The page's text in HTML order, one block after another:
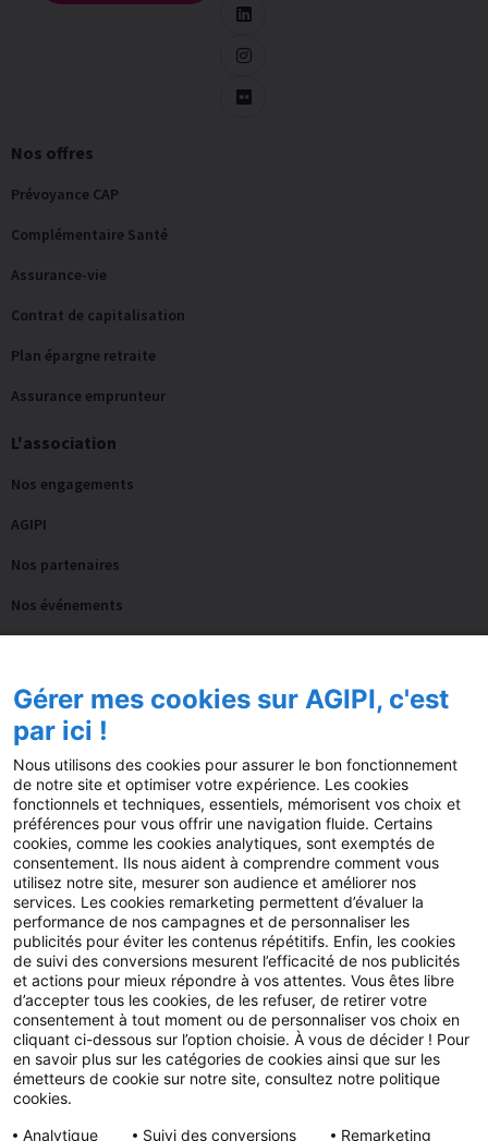
Nos offres
Prévoyance CAP
Complémentaire Santé
Assurance-vie
Contrat de capitalisation
Plan épargne retraite
Assurance emprunteur
L'association
Nos engagements
AGIPI
Nos partenaires
Nos événements
Actualités
Blog
Guides
Fil AGIPI
L’actu pro de la semaine
Presse
FAQ
Nos autres sites
Fonds de dotation AGIPI
© 2025 AGIPI – Tous droits réservés Mentions
Gérer mes cookies sur AGIPI, c'est
par ici !
Nous utilisons des cookies pour assurer le bon fonctionnement
de notre site et optimiser votre expérience. Les cookies
fonctionnels et techniques, essentiels, mémorisent vos choix et
préférences pour vous offrir une navigation fluide. Certains
cookies, comme les cookies analytiques, sont exemptés de
consentement. Ils nous aident à comprendre comment vous
utilisez notre site, mesurer son audience et améliorer nos
services. Les cookies remarketing permettent d’évaluer la
performance de nos campagnes et de personnaliser les
publicités pour éviter les contenus répétitifs. Enfin, les cookies
de suivi des conversions mesurent l’efficacité de nos publicités
et actions pour mieux répondre à vos attentes. Vous êtes libre
d’accepter tous les cookies, de les refuser, de retirer votre
consentement à tout moment ou de personnaliser vos choix en
cliquant ci-dessous sur l’option choisie. À vous de décider ! Pour
en savoir plus sur les catégories de cookies ainsi que sur les
émetteurs de cookie sur notre site, consultez notre politique
cookies.
Analytique
Suivi des conversions Remarketing